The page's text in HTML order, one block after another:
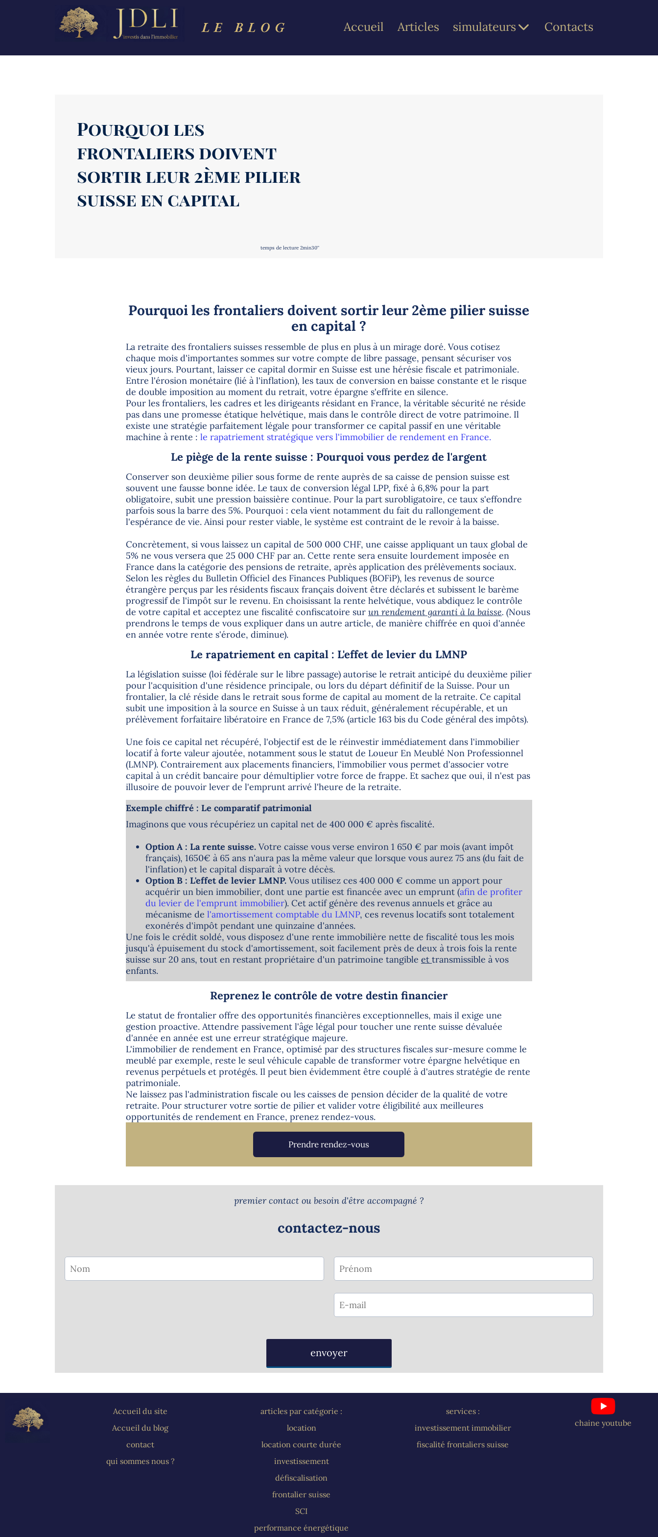
Accueil Articles simulateurs Contacts
Pourquoi les
frontaliers doivent
sortir leur 2ème pilier
suisse en capital
temps de lecture 2min30''
Pourquoi les frontaliers doivent sortir leur 2ème pilier suisse
en capital ?
La retraite des frontaliers suisses ressemble de plus en plus à un mirage doré. Vous cotisez
chaque mois d'importantes sommes sur votre compte de libre passage, pensant sécuriser vos
vieux jours. Pourtant, laisser ce capital dormir en Suisse est une hérésie fiscale et patrimoniale.
Entre l'érosion monétaire (lié à l'inflation), les taux de conversion en baisse constante et le risque
de double imposition au moment du retrait, votre épargne s'effrite en silence.
Pour les frontaliers, les cadres et les dirigeants résidant en France, la véritable sécurité ne réside
pas dans une promesse étatique helvétique, mais dans le contrôle direct de votre patrimoine. Il
existe une stratégie parfaitement légale pour transformer ce capital passif en une véritable
machine à rente : le rapatriement stratégique vers l'immobilier de rendement en France.
Le piège de la rente suisse : Pourquoi vous perdez de l'argent
Conserver son deuxième pilier sous forme de rente auprès de sa caisse de pension suisse est
souvent une fausse bonne idée. Le taux de conversion légal LPP, fixé à 6,8% pour la part
obligatoire, subit une pression baissière continue. Pour la part surobligatoire, ce taux s'effondre
parfois sous la barre des 5%. Pourquoi : cela vient notamment du fait du rallongement de
l'espérance de vie. Ainsi pour rester viable, le système est contraint de le revoir à la baisse.
Concrètement, si vous laissez un capital de 500 000 CHF, une caisse appliquant un taux global de
5% ne vous versera que 25 000 CHF par an. Cette rente sera ensuite lourdement imposée en
France dans la catégorie des pensions de retraite, après application des prélèvements sociaux.
Selon les règles du Bulletin Officiel des Finances Publiques (BOFiP), les revenus de source
étrangère perçus par les résidents fiscaux français doivent être déclarés et subissent le barème
progressif de l'impôt sur le revenu. En choisissant la rente helvétique, vous abdiquez le contrôle
de votre capital et acceptez une fiscalité confiscatoire sur un rendement garanti à la baisse. (Nous
prendrons le temps de vous expliquer dans un autre article, de manière chiffrée en quoi d'année
en année votre rente s'érode, diminue).
Le rapatriement en capital : L'effet de levier du LMNP
La législation suisse (loi fédérale sur le libre passage) autorise le retrait anticipé du deuxième pilier
pour l'acquisition d'une résidence principale, ou lors du départ définitif de la Suisse. Pour un
frontalier, la clé réside dans le retrait sous forme de capital au moment de la retraite. Ce capital
subit une imposition à la source en Suisse à un taux réduit, généralement récupérable, et un
prélèvement forfaitaire libératoire en France de 7,5% (article 163 bis du Code général des impôts).
Une fois ce capital net récupéré, l'objectif est de le réinvestir immédiatement dans l'immobilier
locatif à forte valeur ajoutée, notamment sous le statut de Loueur En Meublé Non Professionnel
(LMNP). Contrairement aux placements financiers, l'immobilier vous permet d'associer votre
capital à un crédit bancaire pour démultiplier votre force de frappe. Et sachez que oui, il n'est pas
illusoire de pouvoir lever de l'emprunt arrivé l'heure de la retraite.
Exemple chiffré : Le comparatif patrimonial
Imaginons que vous récupériez un capital net de 400 000 € après fiscalité.
Option A : La rente suisse.Votre caisse vous verse environ 1 650 € par mois (avant impôt
français), 1650€ à 65 ans n'aura pas la même valeur que lorsque vous aurez 75 ans (du fait de
l'inflation) et le capital disparaît à votre décès.
Option B : L'effet de levier LMNP.Vous utilisez ces 400 000 € comme un apport pour
acquérir un bien immobilier, dont une partie est financée avec un emprunt (afin de profiter
du levier de l'emprunt immobilier). Cet actif génère des revenus annuels et grâce au
mécanisme de l'amortissement comptable du LMNP, ces revenus locatifs sont totalement
exonérés d'impôt pendant une quinzaine d'années.
Une fois le crédit soldé, vous disposez d'une rente immobilière nette de fiscalité tous les mois
jusqu'à épuisement du stock d'amortissement, soit facilement près de deux à trois fois la rente
suisse sur 20 ans, tout en restant propriétaire d'un patrimoine tangible et transmissible à vos
enfants.
Reprenez le contrôle de votre destin financier
Le statut de frontalier offre des opportunités financières exceptionnelles, mais il exige une
gestion proactive. Attendre passivement l'âge légal pour toucher une rente suisse dévaluée
d'année en année est une erreur stratégique majeure.
L'immobilier de rendement en France, optimisé par des structures fiscales sur-mesure comme le
meublé par exemple, reste le seul véhicule capable de transformer votre épargne helvétique en
revenus perpétuels et protégés. Il peut bien évidemment être couplé à d'autres stratégie de rente
patrimoniale.
Ne laissez pas l'administration fiscale ou les caisses de pension décider de la qualité de votre
retraite. Pour structurer votre sortie de pilier et valider votre éligibilité aux meilleures
opportunités de rendement en France, prenez rendez-vous.
Prendre rendez-vous
premier contact ou besoin d'être accompagné ?
contactez-nous
envoyer
Accueil du site
Accueil du blog
contact
qui sommes nous ?
articles par catégorie :
location
location courte durée
investissement
défiscalisation
frontalier suisse
SCI
performance énergétique
services :
investissement immobilier
fiscalité frontaliers suisse
chaine youtube